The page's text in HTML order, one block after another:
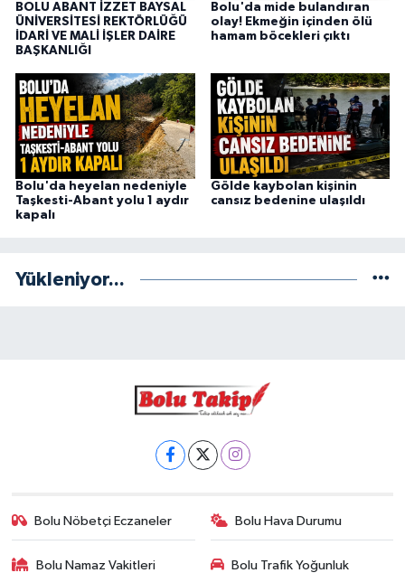
BOLU ABANT İZZET BAYSAL
ÜNİVERSİTESİ REKTÖRLÜĞÜ
İDARİ VE MALİ İŞLER DAİRE
BAŞKANLIĞI
Bolu'da mide bulandıran
olay! Ekmeğin içinden ölü
hamam böcekleri çıktı
Bolu'da heyelan nedeniyle
Taşkesti-Abant yolu 1 aydır
kapalı
Gölde kaybolan kişinin
cansız bedenine ulaşıldı
Yükleniyor...
Bolu Nöbetçi Eczaneler Bolu Hava Durumu
Bolu Namaz Vakitleri
Bolu Trafik Yoğunluk